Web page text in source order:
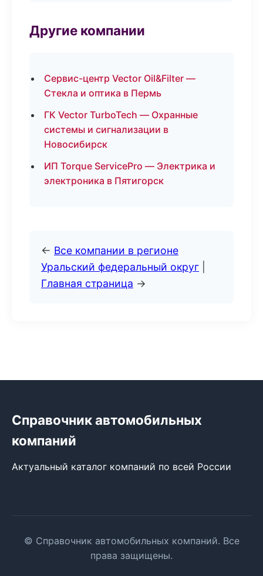
Другие компании
Сервис-центр Vector Oil&Filter —
Стекла и оптика в Пермь
ГК Vector TurboTech — Охранные
системы и сигнализации в
Новосибирск
ИП Torque ServicePro — Электрика и
электроника в Пятигорск
← Все компании в регионе
Уральский федеральный округ
Главная страница →
Справочник автомобильных
компаний
Актуальный каталог компаний по всей России
© Справочник автомобильных компаний. Все
права защищены.